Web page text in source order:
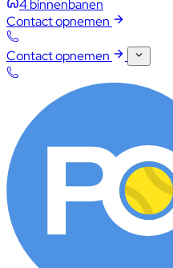
4 binnenbanen
Contact opnemen
Contact opnemen